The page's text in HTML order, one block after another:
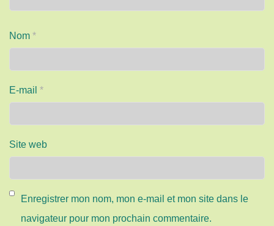
Nom *
E-mail *
Site web
Enregistrer mon nom, mon e-mail et mon site dans le
navigateur pour mon prochain commentaire.